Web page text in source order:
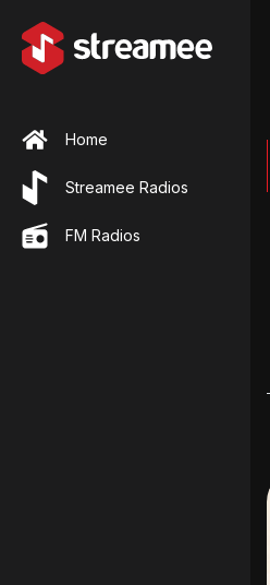
Home
Streamee Radios
FM Radios